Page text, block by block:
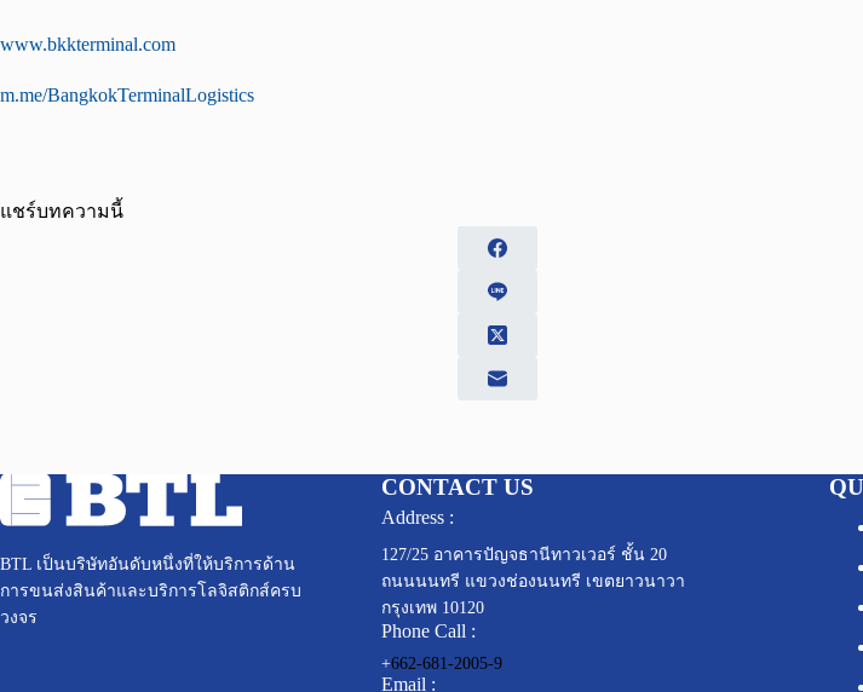
www.bkkterminal.com
m.me/BangkokTerminalLogistics
แชร์บทความนี้
BTL เป็นบริษัทอันดับหนึ่งที่ให้บริการด้าน
การขนส่งสินค้าและบริการโลจิสติกส์ครบ
วงจร
CONTACT US
Address :
127/25 อาคารปัญจธานีทาวเวอร์ ชั้น 20
ถนนนนทรี แขวงช่องนนทรี เขตยาวนาวา
กรุงเทพ 10120
Phone Call :
+662-681-2005-9
Email :